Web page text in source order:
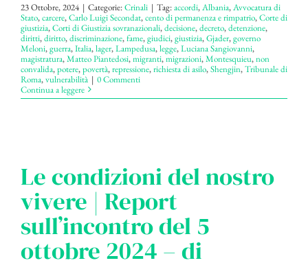
23 Ottobre, 2024 | Categorie:Crinali | Tag:accordi,Albania,Avvocatura di
Stato,carcere,Carlo Luigi Secondat,cento di permanenza e rimpatrio,Corte di
giustizia,Corti di Giustizia sovranazionali,decisione,decreto,detenzione,
diritti,diritto,discriminazione,fame,giudici,giustizia,Gjader,governo
Meloni,guerra,Italia,lager,Lampedusa,legge,Luciana Sangiovanni,
magistratura,Matteo Piantedosi,migranti,migrazioni,Montesquieu,non
convalida,potere,povertà,repressione,richiesta di asilo,Shengjin,Tribunale di
Roma,vulnerabilità | 0 Commenti
Continua a leggere
Le condizioni del nostro
vivere | Report
sull’incontro del 5
ottobre 2024 – di